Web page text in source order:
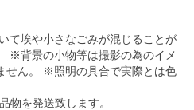
て埃や小さなごみが混じることが
※背景の小物等は撮影の為のイメ
せん。 ※照明の具合で実際とは色
物を発送致します。